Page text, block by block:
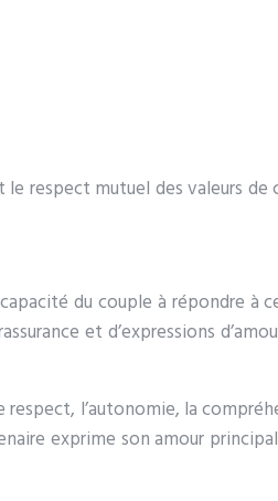
respect mutuel des valeurs de
du couple à répondre à
et d’expressions
l’autonomie, la
exprime son amour